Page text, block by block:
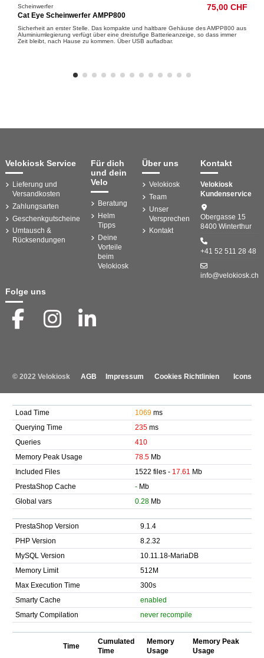
Scheinwerfer
Cat Eye Scheinwerfer AMPP800
75,00 CHF
Sicherheit an erster Stelle. Das kompakte und haltbare Gehäuse des AMPP800 aus
Aluminiumlegierung verfügt über eine dreistufige Batterieanzeige, so dass immer
Zeit bleibt, nach Hause zu kommen. Über USB aufladbar.
Velokiosk Service
Lieferung und
Versandkosten
Zahlungsarten
Geschenkgutscheine
Umtausch &
Rücksendungen
Für dich
und dein
Velo
Beratung
Helm
Tipps
Deine
Vorteile
beim
Velokiosk
Über uns
Velokiosk
Team
Unser
Versprechen
Kontakt
Kontakt
Velokiosk
Kundenservice
Obergasse 15
8400 Winterthur
+41 52 511 28 48
info@velokiosk.ch
Folge uns
© 2022 Velokiosk AGB Impressum Cookies Richtlinien Icons
Load Time 1069ms
Querying Time
235ms
Queries
410
Memory Peak Usage
78.5Mb
Included Files
1522 files - 17.61 Mb
PrestaShop Cache
-Mb
Global vars
0.28Mb
PrestaShop Version
9.1.4
PHP Version
8.2.32
MySQL Version
10.11.18-MariaDB
Memory Limit
512M
Max Execution Time
300s
Smarty Cache
enabled
Smarty Compilation
never recompile
Time
Cumulated
Time
Memory
Usage
Memory Peak
Usage